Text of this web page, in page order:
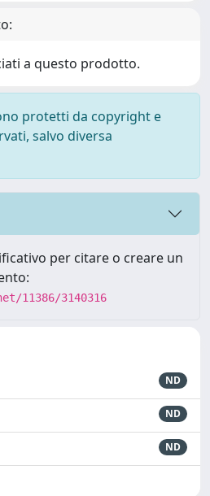
a questo prodotto.
protetti da copyright e
salvo diversa
per citare o creare un
11386/3140316
ND
ND
ND